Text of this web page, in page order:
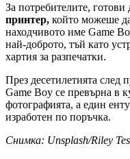
За потребителите, готови
принтер, който можеше
находчивото име Game
най-доброто, тъй като
хартия за разпечатки.
През десетилетията след
Game Boy се превърна в
фотографията, а един
изработен по поръчка.
Снимка: Unsplash/Riley